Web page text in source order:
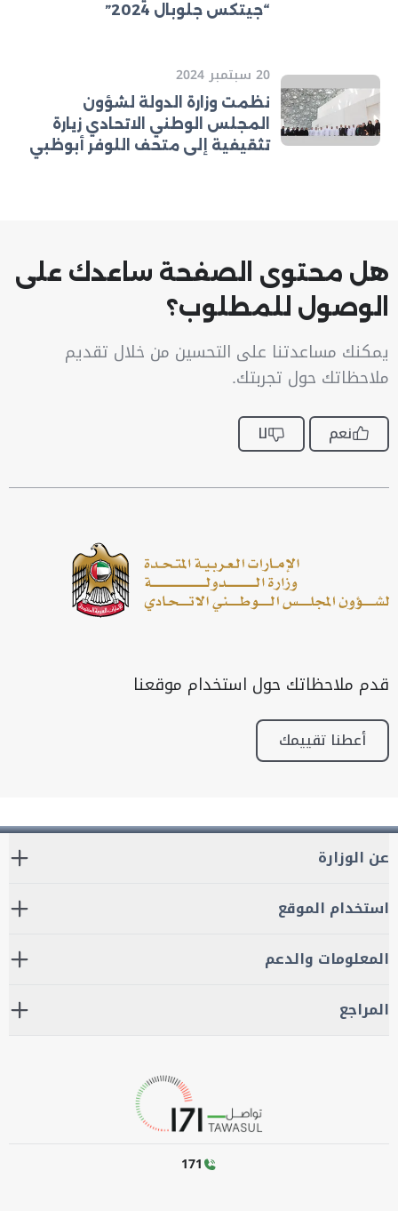
“جيتكس جلوبال 2024”
20 سبتمبر 2024
نظمت وزارة الدولة لشؤون
المجلس الوطني الاتحادي زيارة
تثقيفية إلى متحف اللوفر أبوظبي
هل محتوى الصفحة ساعدك على
الوصول للمطلوب؟
يمكنك مساعدتنا على التحسين من خلال تقديم
ملاحظاتك حول تجربتك.
نعم لا
قدم ملاحظاتك حول استخدام موقعنا
أعطنا تقييمك
عن الوزارة
استخدام الموقع
المعلومات والدعم
المراجع
171